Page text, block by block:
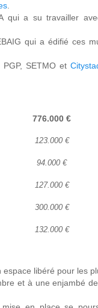
qui a su travailler
qui a édifié ces
PGP, SETMO et
776.000 €
123.000 €
94.000 €
127.000 €
300.000 €
132.000 €
libéré pour les
et à une enjambé